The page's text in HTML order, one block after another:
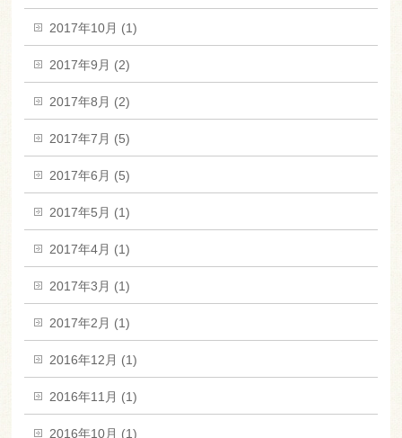
2017年10月 (1)
2017年9月 (2)
2017年8月 (2)
2017年7月 (5)
2017年6月 (5)
2017年5月 (1)
2017年4月 (1)
2017年3月 (1)
2017年2月 (1)
2016年12月 (1)
2016年11月 (1)
2016年10月 (1)